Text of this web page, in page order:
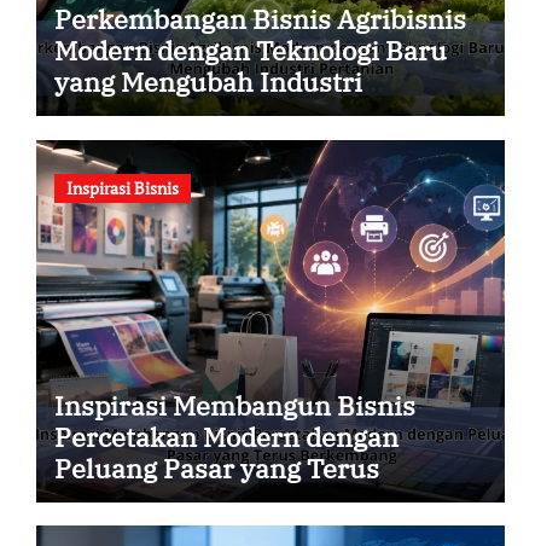
Perkembangan Bisnis Agribisnis
Modern dengan Teknologi Baru
yang Mengubah Industri
Pertanian
Inspirasi Bisnis
Inspirasi Membangun Bisnis
Percetakan Modern dengan
Peluang Pasar yang Terus
Berkembang